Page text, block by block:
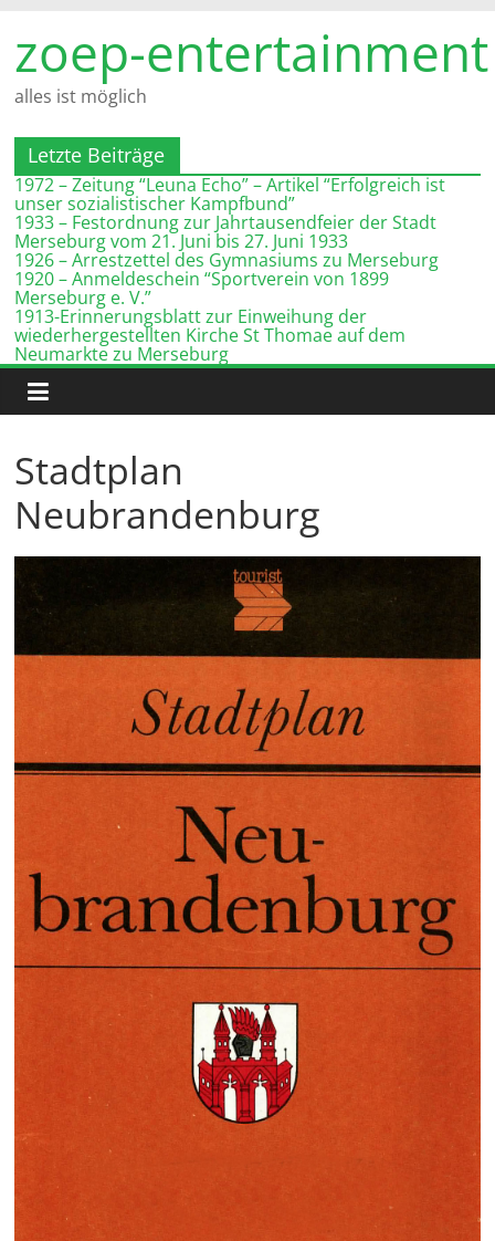
Inhalt
springen
zoep-entertainment
alles ist möglich
Letzte Beiträge
1972 – Zeitung “Leuna Echo” – Artikel “Erfolgreich ist
unser sozialistischer Kampfbund”
1933 – Festordnung zur Jahrtausendfeier der Stadt
Merseburg vom 21. Juni bis 27. Juni 1933
1926 – Arrestzettel des Gymnasiums zu Merseburg
1920 – Anmeldeschein “Sportverein von 1899
Merseburg e. V.”
1913-Erinnerungsblatt zur Einweihung der
wiederhergestellten Kirche St Thomae auf dem
Neumarkte zu Merseburg
Stadtplan
Neubrandenburg